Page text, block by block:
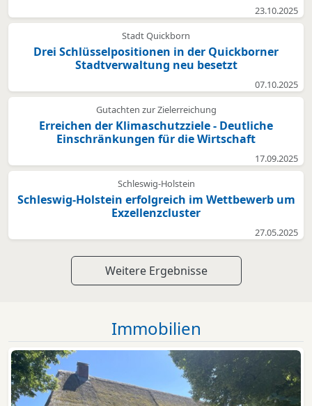
23.10.2025
Stadt Quickborn
Drei Schlüsselpositionen in der Quickborner
Stadtverwaltung neu besetzt
07.10.2025
Gutachten zur Zielerreichung
Erreichen der Klimaschutzziele - Deutliche
Einschränkungen für die Wirtschaft
17.09.2025
Schleswig-Holstein
Schleswig-Holstein erfolgreich im Wettbewerb um
Exzellenzcluster
27.05.2025
Weitere Ergebnisse
Immobilien